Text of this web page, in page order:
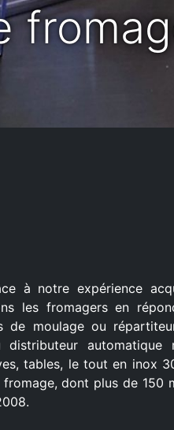
à notre expérience
les fromagers en
de moulage ou
automatique
tables, le tout en inox
dont plus de 150